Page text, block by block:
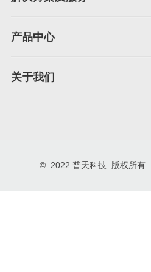
产品中心
关于我们
© 2022 普天科技 版权所有